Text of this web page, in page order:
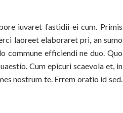
iuvaret fastidii ei cum. Primis
laoreet elaboraret pri, an sumo
commune efficiendi ne duo. Quo
Cum epicuri scaevola et, in
nostrum te. Errem oratio id sed.